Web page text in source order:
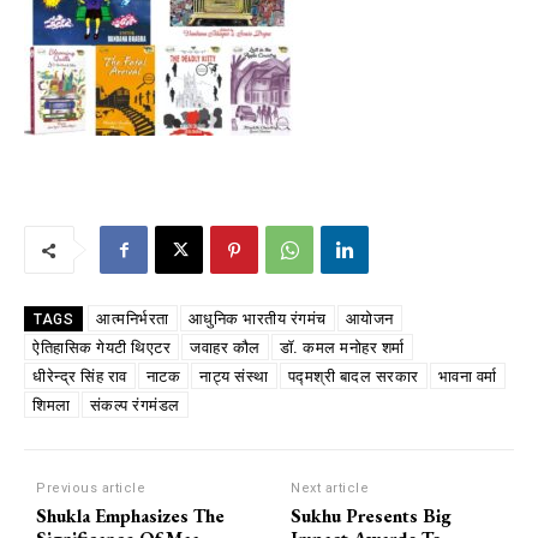
TAGS आत्मनिर्भरता आधुनिक भारतीय रंगमंच
आयोजन
ऐतिहासिक गेयटी थिएटर
जवाहर कौल
डॉ. कमल मनोहर शर्मा
धीरेन्द्र सिंह राव
नाटक नाट्य संस्था पद्मश्री बादल सरकार
भावना वर्मा
शिमला
संकल्प रंगमंडल
Previous article
Shukla Emphasizes The
Next article
Sukhu Presents Big